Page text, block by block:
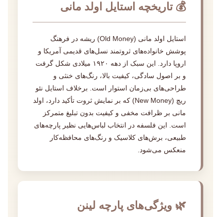
💰 تاریخچه استایل اولد مانی
استایل اولد مانی (Old Money) ریشه در فرهنگ
پوشش خانواده‌های ثروتمند نسل‌های قدیمی آمریکا و
اروپا دارد. این سبک از دهه ۱۹۲۰ میلادی شکل گرفت
و بر اصول سادگی، کیفیت بالا، رنگ‌های خنثی و
طراحی‌های بی‌زمان استوار است. برخلاف استایل نئو
ریچ (New Money) که بر نمایش ثروت تأکید دارد، اولد
مانی بر ظرافت مخفی و کیفیت بدون تبلیغ متمرکز
است. این فلسفه در انتخاب لباس‌هایی نظیر پارچه‌های
طبیعی، برش‌های کلاسیک و رنگ‌های محافظه‌کار
منعکس می‌شود.
🌿 ویژگی‌های پارچه لینن